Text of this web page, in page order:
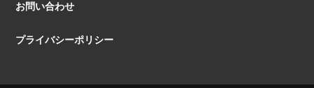
お問い合わせ
プライバシーポリシー